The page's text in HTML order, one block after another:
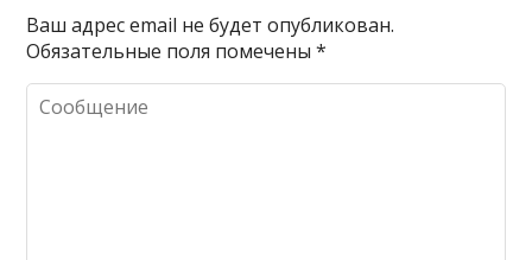
Ваш адрес email не будет опубликован.
Обязательные поля помечены*